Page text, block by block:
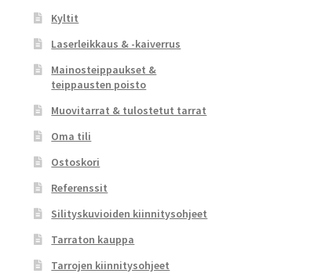
Kyltit
Laserleikkaus & -kaiverrus
Mainosteippaukset &
teippausten poisto
Muovitarrat & tulostetut tarrat
Oma tili
Ostoskori
Referenssit
Silityskuvioiden kiinnitysohjeet
Tarraton kauppa
Tarrojen kiinnitysohjeet